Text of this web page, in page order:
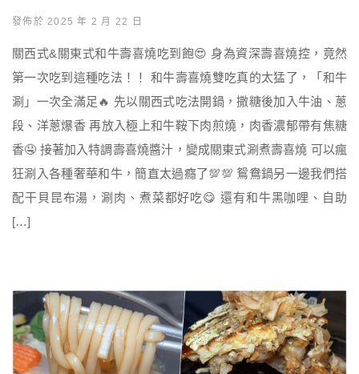
發佈於 2025 年 2 月 22 日
關西式&關東式和牛壽喜燒吃到飽😍 身為資深壽喜燒控，竟然
第一次吃到這種吃法！！ 和牛壽喜燒雙吃真的太猛了，「和牛
涮」一次全滿足🔥 先以關西式吃法開鍋，撒糖後加入牛油、蔥
段、洋蔥爆香 再放入極上和牛鞍下肉煎燒，肉香濃郁帶有焦糖
香🤤 接著加入特調壽喜燒醬汁，變成關東式涮煮壽喜燒 可以瘋
狂涮入各種奢華和牛，簡直太過癮了💯💯 鴛鴦鍋另一邊我們搭
配干貝昆布湯，涮肉、煮菜都好吃😋 還有和牛黑咖哩、自助
[…]